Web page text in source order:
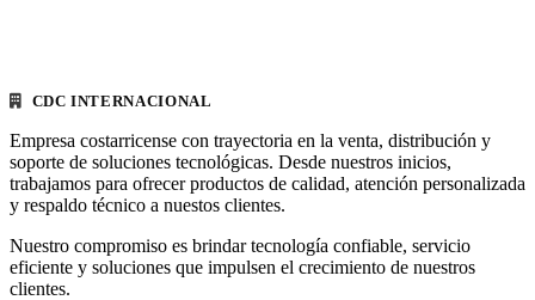
CDC INTERNACIONAL
Empresa costarricense con trayectoria en la venta, distribución y
soporte de soluciones tecnológicas. Desde nuestros inicios,
trabajamos para ofrecer productos de calidad, atención personalizada
y respaldo técnico a nuestos clientes.
Nuestro compromiso es brindar tecnología confiable, servicio
eficiente y soluciones que impulsen el crecimiento de nuestros
clientes.